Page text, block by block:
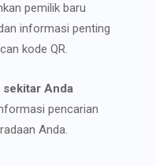
pemilik baru
informasi penting
kode QR.
sekitar Anda
pencarian
Anda.